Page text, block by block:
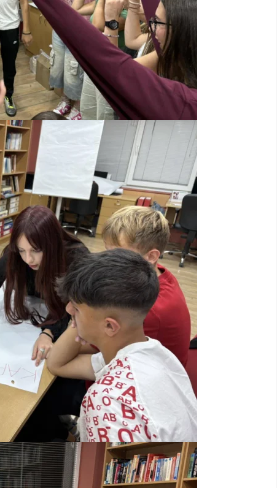
ЗНАЧЕЊЕ НА СЛУЖБАТА ЗА БАРАЊЕ
ФОРМУЛАРИ ЗА БАРАЊА
ЗДРАВСТВЕНО ПРЕВЕНТИВНА ДЕЈНОСТ
ПРВА ПОМОШ
КРВОДАРИТЕЛСТВО
ИНФОРМАЦИИ ЗА БОЛЕСТИ
МЕНАЏМЕНТ НА ВОЛОНТЕРИ
ЗА НАС
ДЕЈСТВУВАЊЕ
ПРИРАЧНИЦИ
СТРАТЕГИИ
ЕДУКАТИВНО ИНФОРМАТИВНИ МАТЕРИЈАЛИ
БРОШУРИ
ПОСТЕРИ
ПРЕЗЕНТАЦИИ